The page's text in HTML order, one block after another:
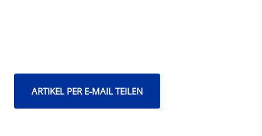
ARTIKEL PER E-MAIL TEILEN